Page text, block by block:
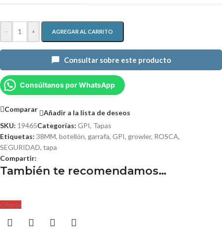
- + AGREGAR AL CARRITO
Consultar sobre este producto
Consúltanos por WhatsApp
Comparar
Añadir a la lista de deseos
SKU: 19465Categorías: GPI, Tapas
Etiquetas: 38MM, botellón, garrafa, GPI, growler, ROSCA,
SEGURIDAD, tapa
Compartir:
También te recomendamos…
Oferta